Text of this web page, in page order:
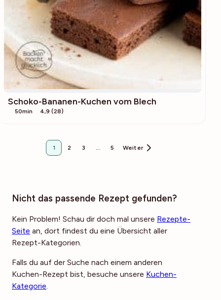
Schoko-Bananen-Kuchen vom Blech
50min 4,9 (28)
1 2 3 … 5 Weiter
Nicht das passende Rezept gefunden?
Kein Problem! Schau dir doch mal unsere Rezepte-
Seite an, dort findest du eine Übersicht aller
Rezept-Kategorien.
Falls du auf der Suche nach einem anderen
Kuchen-Rezept bist, besuche unsere Kuchen-
Kategorie